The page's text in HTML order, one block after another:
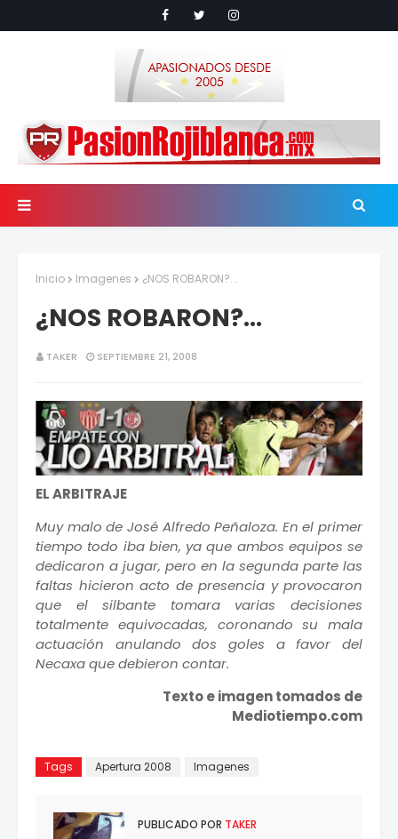
Inicio Imagenes ¿NOS ROBARON?...
¿NOS ROBARON?...
TAKER SEPTIEMBRE 21, 2008
EL ARBITRAJE
Muy malo de José Alfredo Peñaloza. En el primer
tiempo todo iba bien, ya que ambos equipos se
dedicaron a jugar, pero en la segunda parte las
faltas hicieron acto de presencia y provocaron
que el silbante tomara varias decisiones
totalmente equivocadas, coronando su mala
actuación anulando dos goles a favor del
Necaxa que debieron contar.
Texto e imagen tomados de
Mediotiempo.com
Tags Apertura 2008 Imagenes
PUBLICADO POR TAKER